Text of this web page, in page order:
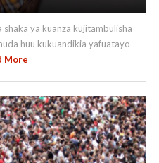
ya kuanza kujitambulisha
huu kukuandikia yafuatayo
More